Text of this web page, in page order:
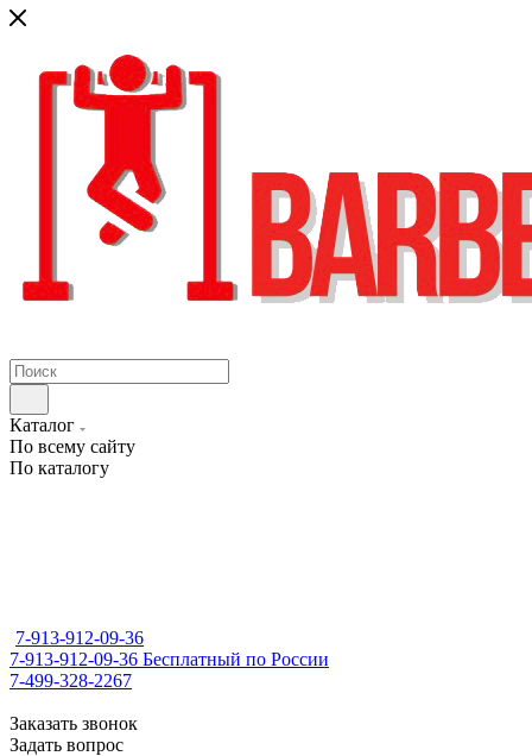
Каталог
По всему сайту
По каталогу
7-913-912-09-36
7-913-912-09-36 Бесплатный по России
7-499-328-2267
Заказать звонок
Задать вопрос